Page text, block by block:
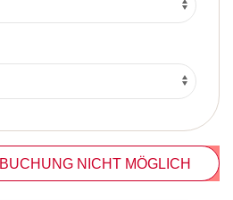
BUCHUNG NICHT MÖGLICH